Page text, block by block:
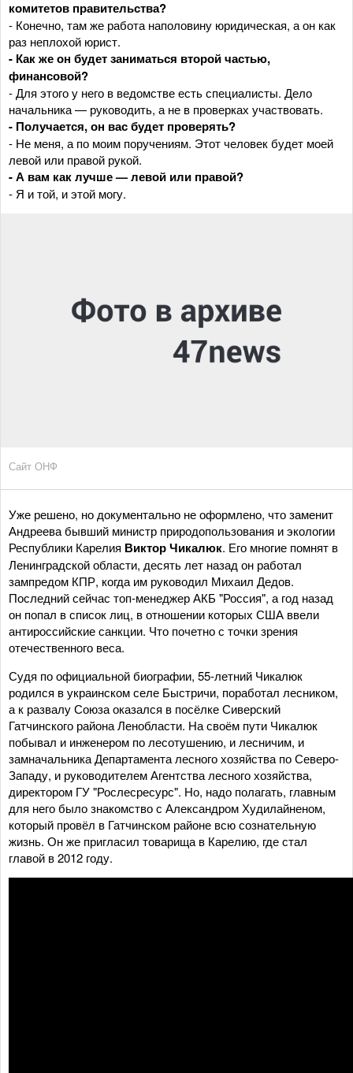
комитетов правительства?
- Конечно, там же работа наполовину юридическая, а он как
раз неплохой юрист.
- Как же он будет заниматься второй частью,
финансовой?
- Для этого у него в ведомстве есть специалисты. Дело
начальника — руководить, а не в проверках участвовать.
- Получается, он вас будет проверять?
- Не меня, а по моим поручениям. Этот человек будет моей
левой или правой рукой.
- А вам как лучше — левой или правой?
- Я и той, и этой могу.
Сайт ОНФ
Уже решено, но документально не оформлено, что заменит
Андреева бывший министр природопользования и экологии
Республики Карелия Виктор Чикалюк. Его многие помнят в
Ленинградской области, десять лет назад он работал
зампредом КПР, когда им руководил Михаил Дедов.
Последний сейчас топ-менеджер АКБ "Россия", а год назад
он попал в список лиц, в отношении которых США ввели
антироссийские санкции. Что почетно с точки зрения
отечественного веса.
Судя по официальной биографии, 55-летний Чикалюк
родился в украинском селе Быстричи, поработал лесником,
а к развалу Союза оказался в посёлке Сиверский
Гатчинского района Ленобласти. На своём пути Чикалюк
побывал и инженером по лесотушению, и лесничим, и
замначальника Департамента лесного хозяйства по Северо-
Западу, и руководителем Агентства лесного хозяйства,
директором ГУ "Рослесресурс". Но, надо полагать, главным
для него было знакомство с Александром Худилайненом,
который провёл в Гатчинском районе всю сознательную
жизнь. Он же пригласил товарища в Карелию, где стал
главой в 2012 году.